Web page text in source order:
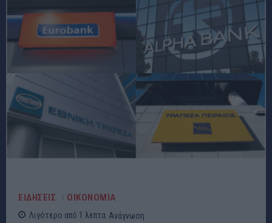
ΕΙΔΗΣΕΙΣ ΟΙΚΟΝΟΜΙΑ
Λιγότερο από 1 λεπτα Ανάγνωση